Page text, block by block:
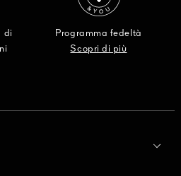
di
Programma fedeltà
Scopri di più